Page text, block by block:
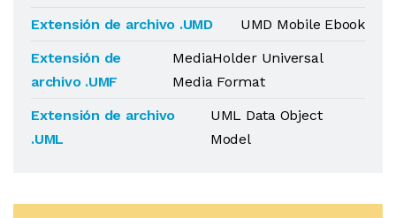
Extensión de archivo .UMD
UMD Mobile Ebook
Extensión de
archivo .UMF
MediaHolder Universal
Media Format
Extensión de archivo
.UML
UML Data Object
Model